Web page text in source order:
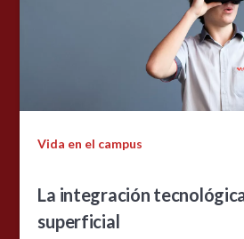
Vida en el campus
La integración
superficial